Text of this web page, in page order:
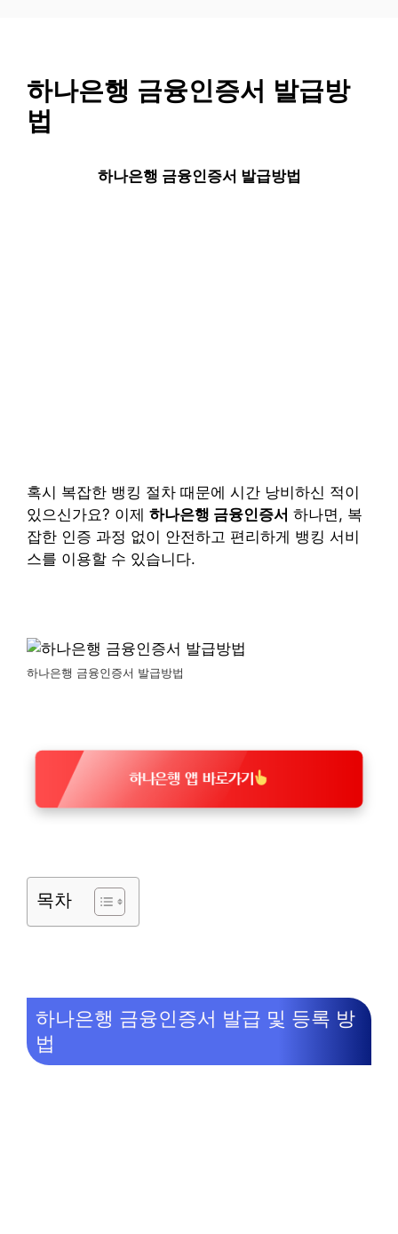
하나은행 금융인증서 발급방
법
하나은행 금융인증서 발급방법
혹시 복잡한 뱅킹 절차 때문에 시간 낭비하신 적이
있으신가요? 이제 하나은행 금융인증서 하나면, 복
잡한 인증 과정 없이 안전하고 편리하게 뱅킹 서비
스를 이용할 수 있습니다.
하나은행 금융인증서 발급방법
하나은행 앱 바로가기
목차
하나은행 금융인증서 발급 및 등록 방
법